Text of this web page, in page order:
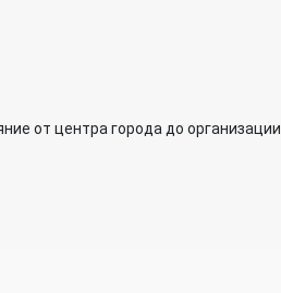
от центра города до организации